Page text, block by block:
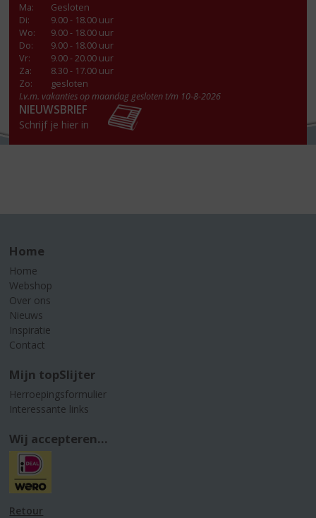
Ma:
Gesloten
Di:
9.00 - 18.00 uur
Wo:
9.00 - 18.00 uur
Do:
9.00 - 18.00 uur
Vr:
9.00 - 20.00 uur
Za:
8.30 - 17.00 uur
Zo:
gesloten
I.v.m. vakanties op maandag gesloten t/m 10-8-2026
NIEUWSBRIEF
Schrijf je hier in
Home
Home
Webshop
Over ons
Nieuws
Inspiratie
Contact
Mijn topSlijter
Herroepingsformulier
Interessante links
Wij accepteren...
Retour